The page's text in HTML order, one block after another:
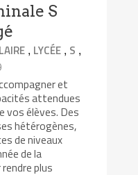
S
, LYCÉE , S ,
et
attendues
vos élèves. Des
hétérogènes,
de niveaux
de la
plus